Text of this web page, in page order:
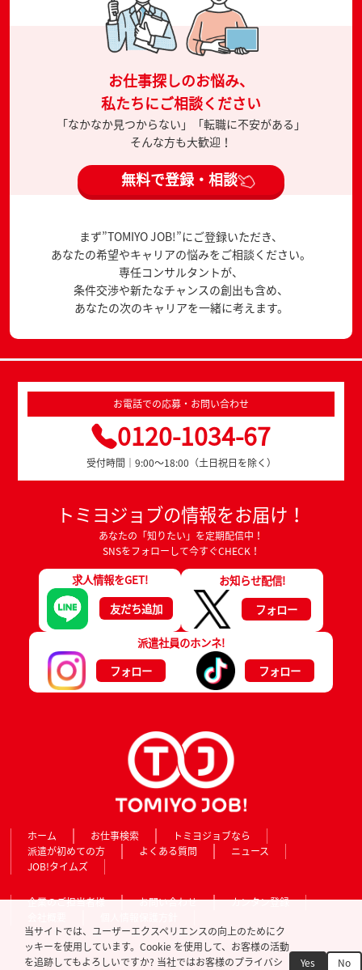
お仕事探しのお悩み、
私たちにご相談ください
「なかなか見つからない」「転職に不安がある」
そんな方も大歓迎！
無料で登録・相談
まず”TOMIYO JOB!”にご登録いただき、
あなたの希望やキャリアの悩みをご相談ください。
専任コンサルタントが、
条件交渉や新たなチャンスの創出も含め、
あなたの次のキャリアを一緒に考えます。
お電話での応募・お問い合わせ
0120-1034-67
受付時間｜9:00～18:00（土日祝日を除く）
トミヨジョブの情報をお届け！
あなたの「知りたい」を定期配信中！
SNSをフォローして今すぐCHECK！
求人情報をGET!
友だち追加
お知らせ配信!
フォロー
派遣社員のホンネ!
フォロー
フォロー
ホーム お仕事検索
トミヨジョブなら
派遣が初めての方
よくある質問
ニュース
JOB!タイムズ
企業のご担当者様 お問い合わせ
カンタン登録
当サイトでは、ユーザーエクスペリエンスの向上のためにク
ッキーを使用しています。Cookie を使用して、お客様の活動
を追跡してもよろしいですか? 当社ではお客様のプライバシ
Yes No